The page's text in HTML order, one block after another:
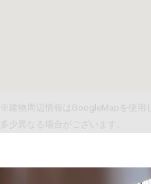
※建物周辺情報はGoogleMapを使用
多少異なる場合がございます。